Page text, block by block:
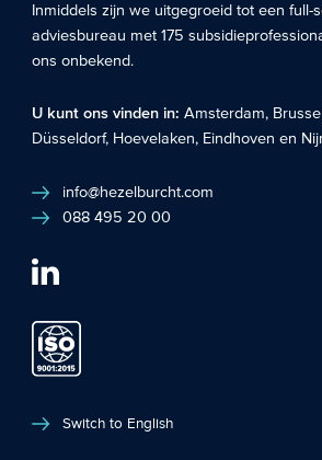
Inmiddels zijn we uitgegroeid tot een full-
adviesbureau met 175
ons onbekend.
U kunt ons vinden in:Amsterdam,
Düsseldorf, Hoevelaken, Eindhoven en
info@hezelburcht.com
088 495 20 00
Switch to English